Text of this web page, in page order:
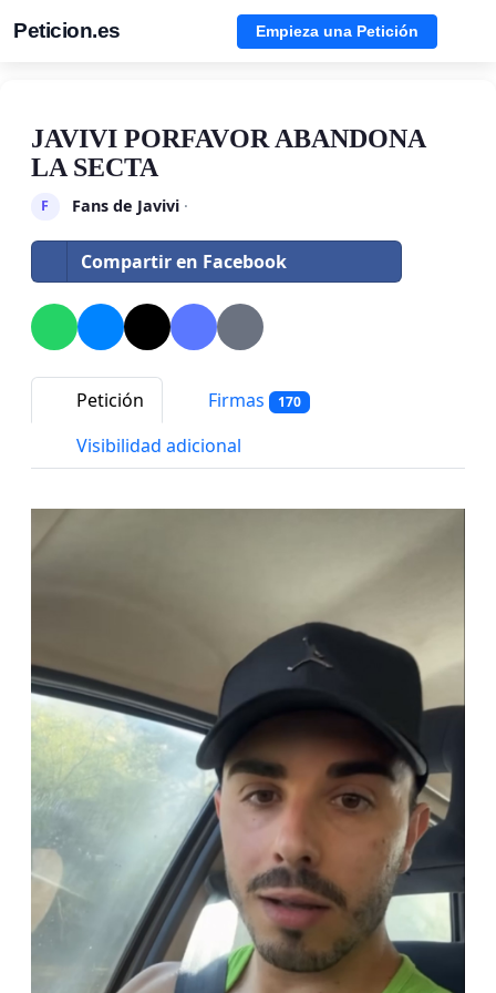
Peticion.es Empieza una Petición
JAVIVI PORFAVOR ABANDONA
LA SECTA
F Fans de Javivi·
Compartir en Facebook
Petición Firmas 170
Visibilidad adicional